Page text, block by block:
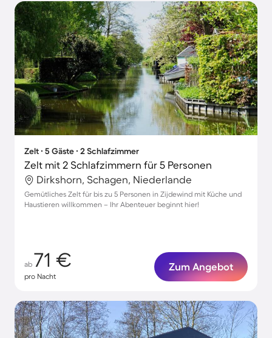
Zelt ∙ 5 Gäste ∙ 2 Schlafzimmer
Zelt mit 2 Schlafzimmern für 5 Personen
Dirkshorn, Schagen, Niederlande
Gemütliches Zelt für bis zu 5 Personen in Zijdewind mit Küche und
Haustieren willkommen – Ihr Abenteuer beginnt hier!
ab 71 €
pro Nacht
Zum Angebot